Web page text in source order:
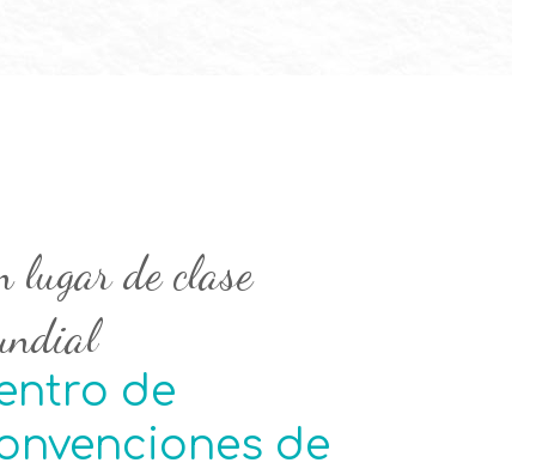
lugar de clase
de
de